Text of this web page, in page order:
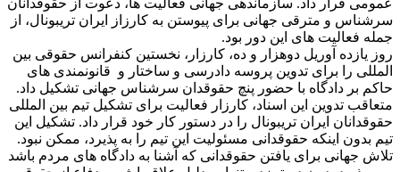
سرشناس و مترقی جهانی برای پیوستن به کارزاز ایران تریبونال، از
جمله فعالیت های این دور بود.
روز یازده آوریل دوهزار و ده، کارزار، نخستین کنفرانس حقوقی بین
المللی را برای تدوین پروسه دادرسی و ساختار و قانونمندی های
حاکم بر دادگاه با حضور پنچ حقوقدان سرشناس جهانی تشکیل داد.
متعاقب تدوین این اسناد، کارزار فعالیت برای تشکیل تیم بین المللی
حقوقدانان ایران تریبونال را در دستور کار خود قرار داد. تشکیل این
تیم بدون اینکه حقوقدانی مسئولیت این تیم را به پذیرد، ممکن نبود.
تلاش جهانی برای یافتن حقوقدانی که آشنا به دادگاه های مردم باشد